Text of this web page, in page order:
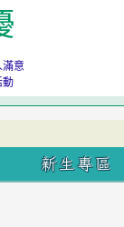
滿意
動
新生專區